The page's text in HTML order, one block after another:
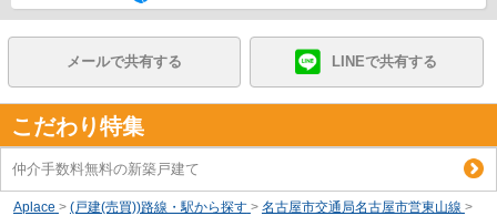
メールで共有する LINEで共有する
こだわり特集
仲介手数料無料の新築戸建て
Aplace > (戸建(売買))路線・駅から探す > 名古屋市交通局名古屋市営東山線 >